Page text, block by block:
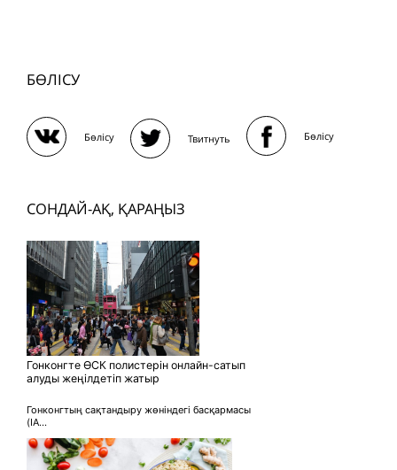
БӨЛІСУ
Бөлісу Твитнуть Бөлісу
СОНДАЙ-АҚ, ҚАРАҢЫЗ
Гонконгте ӨСК полистерін онлайн-сатып
алуды жеңілдетіп жатыр
Гонконгтың сақтандыру жөніндегі басқармасы
(IA...